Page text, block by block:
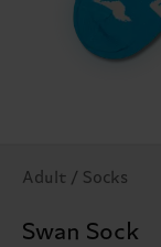
Adult / Socks
Swan Sock